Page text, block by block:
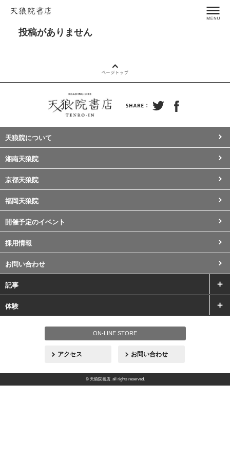
投稿がありません
天狼院について
湘南天狼院
京都天狼院
福岡天狼院
開催予定のイベント
採用情報
お問い合わせ
記事
体験
ON-LINE STORE
アクセス お問い合わせ
© 天狼院書店. all rights reserved.